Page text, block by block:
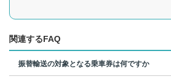
関連するFAQ
振替輸送の対象となる乗車券は何ですか